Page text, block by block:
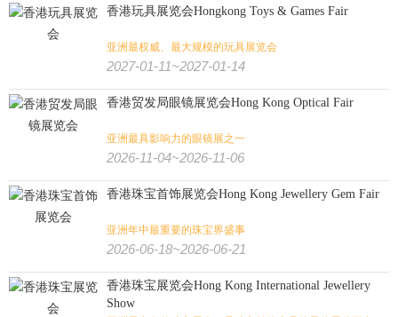
香港玩具展览会Hongkong Toys & Games Fair
亚洲最权威、最大规模的玩具展览会
2027-01-11~2027-01-14
香港贸发局眼镜展览会Hong Kong Optical Fair
亚洲最具影响力的眼镜展之一
2026-11-04~2026-11-06
香港珠宝首饰展览会Hong Kong Jewellery Gem Fair
亚洲年中最重要的珠宝界盛事
2026-06-18~2026-06-21
香港珠宝展览会Hong Kong International Jewellery
Show